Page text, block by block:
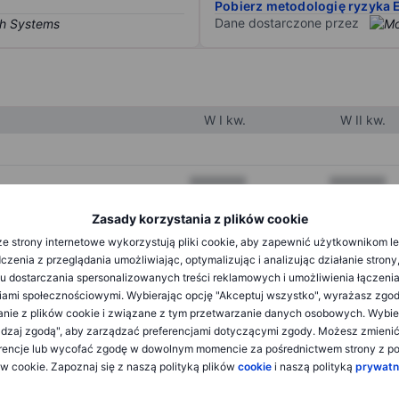
Zasady korzystania z plików cookie
strony internetowe wykorzystują pliki cookie, aby zapewnić użytkownikom
z przeglądania umożliwiając, optymalizując i analizując działanie
dostarczania spersonalizowanych treści reklamowych i umożliwienia
społecznościowymi. Wybierając opcję "Akceptuj wszystko", wyrażasz
z plików cookie i związane z tym przetwarzanie danych osobowych.
zgodą", aby zarządzać preferencjami dotyczącymi zgody. Możesz
lub wycofać zgodę w dowolnym momencie za pośrednictwem strony z
cookie. Zapoznaj się z naszą polityką plików cookie i naszą polityką
Pobierz metodologię ryzyka
Dane dostarczone przez
W I kw. W II kw.
XXXXXXX XXXXXXX
XXXXXXX
XXXXXXX XXXXXXX
XXXXXXX XXXXXXX
XXXXXXX